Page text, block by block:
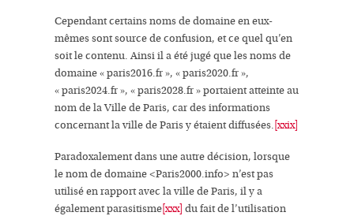
Cependant certains noms de domaine en eux-
mêmes sontsource de confusion, et ce quel qu’en
soit le contenu. Ainsi il a été jugé que les noms de
domaine « paris2016.fr », « paris2020.fr »,
« paris2024.fr », « paris2028.fr » portaient atteinte au
nom de la Ville de Paris, car des informations
concernant la ville de Paris y étaient diffusées.[xxix]
Paradoxalement dans une autre décision, lorsque
le nom de domaine <Paris2000.info> n’est pas
utilisé en rapport avec la ville de Paris, il y a
égalementparasitisme[xxx] du fait del’utilisation